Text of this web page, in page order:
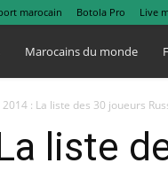
marocain Botola Pro Live
Marocains du monde
2014 : La liste des 30 joueurs
liste